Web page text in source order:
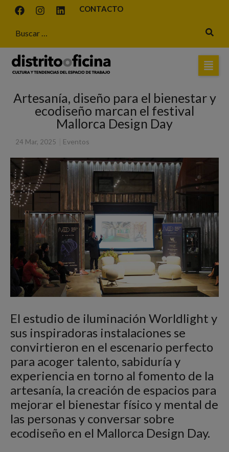
CONTACTO
Artesanía, diseño para el bienestar y
ecodiseño marcan el festival
Mallorca Design Day
24 Mar, 2025 Eventos
El estudio de iluminación Worldlight y
sus inspiradoras instalaciones se
convirtieron en el escenario perfecto
para acoger talento, sabiduría y
experiencia en torno al fomento de la
artesanía, la creación de espacios para
mejorar el bienestar físico y mental de
las personas y conversar sobre
ecodiseño en el Mallorca Design Day.